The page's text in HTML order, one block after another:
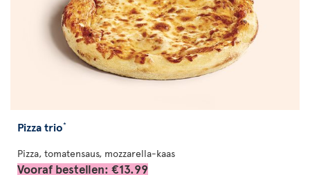
Pizza trio*
Pizza, tomatensaus, mozzarella-kaas
Vooraf bestellen: €13.99